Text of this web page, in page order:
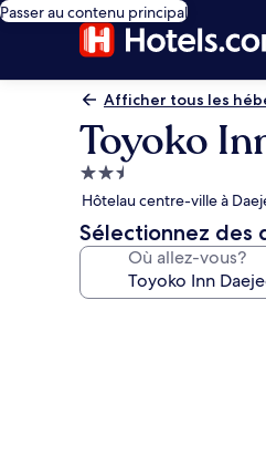
Passer au contenu principal
Afficher tous les
Toyoko
Hébergement
2.5 étoiles
Hôtelau centre-ville à
Sélectionnez des
Où allez-vous?